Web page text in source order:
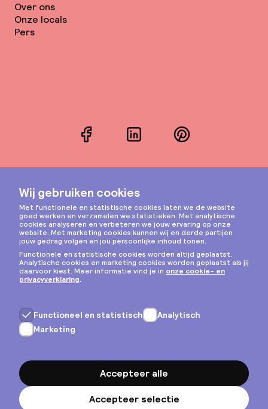
Over ons
Onze locals
Pers
FacebookLinkedInPinterest
Instagram
Privacy & cookies
Algemene voorwaarden